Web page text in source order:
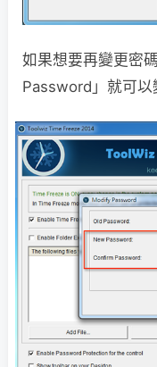
如果想要再變更密
Password」就可以